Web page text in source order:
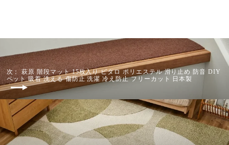
次： 萩原 階段マット 15枚入り ピタロ ポリエステル 滑り止め 防音 DIY
ペット 吸着 洗える 傷防止 洗濯 冷え防止 フリーカット 日本製